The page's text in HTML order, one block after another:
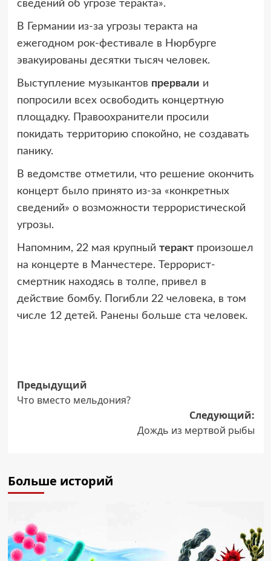
сведений об угрозе теракта».
В Германии из-за угрозы теракта на
ежегодном рок-фестивале в Нюрбурге
эвакуированы десятки тысяч человек.
Выступление музыкантов прервали и
попросили всех освободить концертную
площадку. Правоохранители просили
покидать территорию спокойно, не создавать
панику.
В ведомстве отметили, что решение окончить
концерт было принято из-за «конкретных
сведений» о возможности террористической
угрозы.
Напомним, 22 мая крупный терактпроизошел
на концерте в Манчестере. Террорист-
смертник находясь в толпе, привел в
действие бомбу. Погибли 22 человека, в том
числе 12 детей. Ранены больше ста человек.
Навигация
записи
Предыдущий
Что вместо мельдония?
Следующий:
Дождь из мертвой рыбы
Больше историй